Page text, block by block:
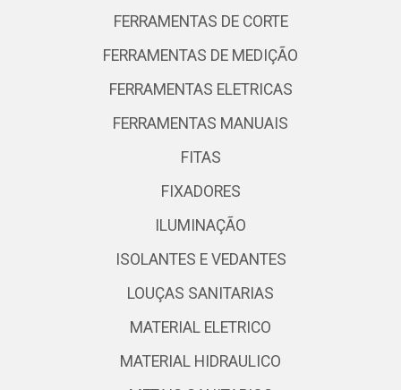
FERRAMENTAS DE CORTE
FERRAMENTAS DE MEDIÇÃO
FERRAMENTAS ELETRICAS
FERRAMENTAS MANUAIS
FITAS
FIXADORES
ILUMINAÇÃO
ISOLANTES E VEDANTES
LOUÇAS SANITARIAS
MATERIAL ELETRICO
MATERIAL HIDRAULICO